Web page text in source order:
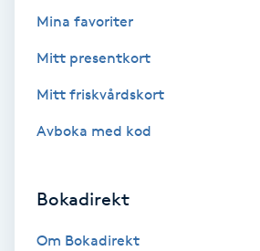
Brynformning
Brynfärgning
Celluliter
Mina favoriter
Mitt presentkort
Mitt friskvårdskort
Avboka med kod
Bokadirekt
Om Bokadirekt